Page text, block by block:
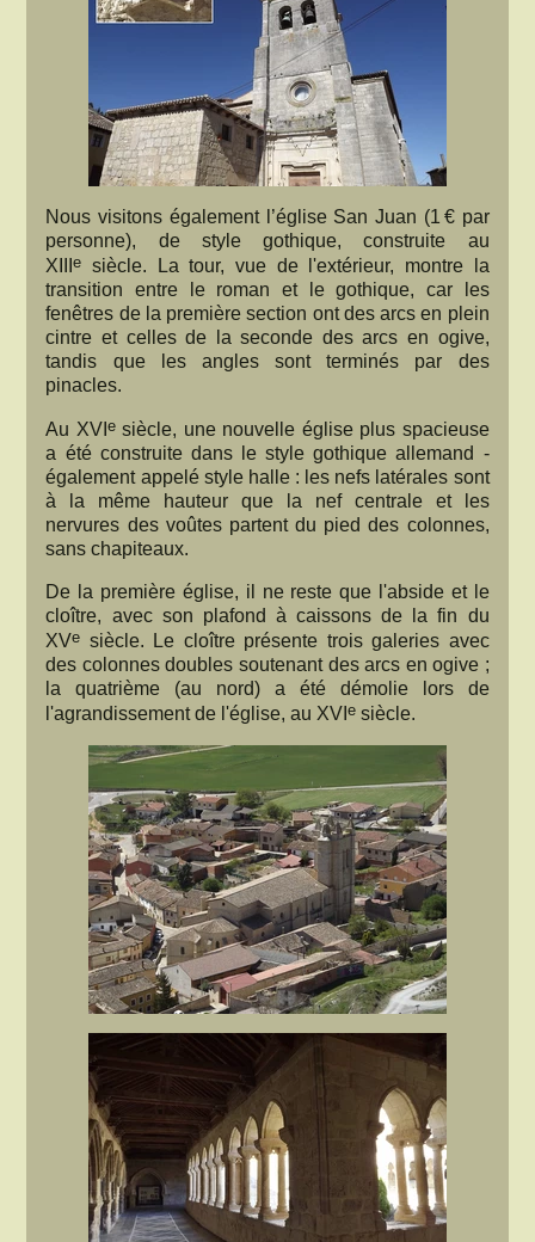
Nous visitons également l’église San Juan (1 € par
personne), de style gothique, construite au
XIIIe siècle. La tour, vue de l'extérieur, montre la
transition entre le roman et le gothique, car les
fenêtres de la première section ont des arcs en plein
cintre et celles de la seconde des arcs en ogive,
tandis que les angles sont terminés par des
pinacles.
Au XVI esiècle, une nouvelle église plus spacieuse
a été construite dans le style gothique allemand -
également appelé style halle : les nefs latérales sont
à la même hauteur que la nef centrale et les
nervures des voûtes partent du pied des colonnes,
sans chapiteaux.
De la première église, il ne reste que l'abside et le
cloître, avec son plafond à caissons de la fin du
XVe siècle. Le cloître présente trois galeries avec
des colonnes doubles soutenant des arcs en ogive ;
la quatrième (au nord) a été démolie lors de
l'agrandissement de l'église, au XVIe siècle.